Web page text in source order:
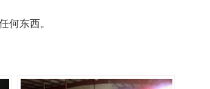
何东西。